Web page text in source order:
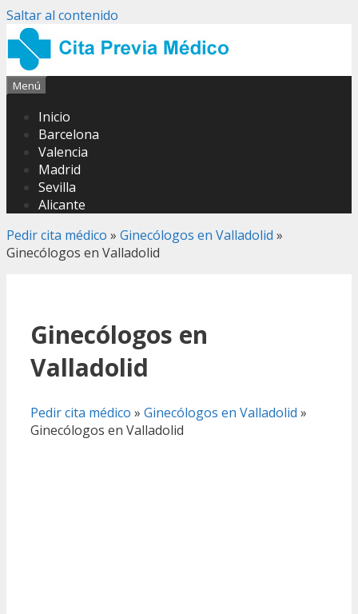
Saltar al contenido
Menú
Inicio
Barcelona
Valencia
Madrid
Sevilla
Alicante
Pedir cita médico » Ginecólogos en Valladolid »
Ginecólogos en Valladolid
Ginecólogos en
Valladolid
Pedir cita médico » Ginecólogos en Valladolid »
Ginecólogos en Valladolid